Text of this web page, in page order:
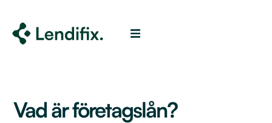
Vad är företagslån?